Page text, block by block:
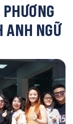
ANH NGỮ